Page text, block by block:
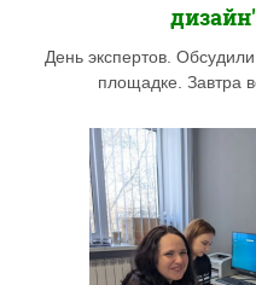
День экспертов.
площадке. Завтра